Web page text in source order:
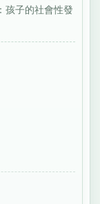
孩子的社會性發